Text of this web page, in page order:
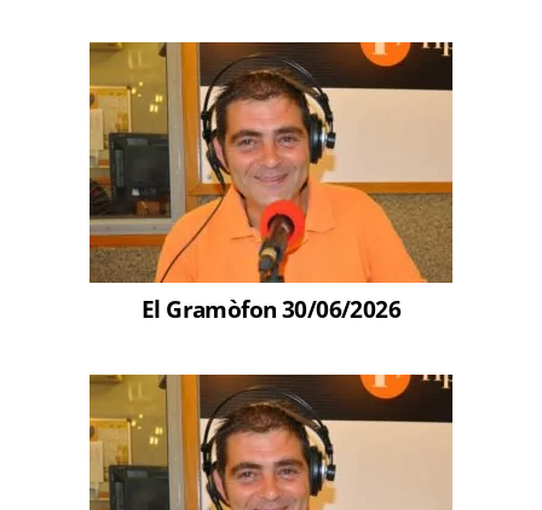
El Gramòfon 30/06/2026